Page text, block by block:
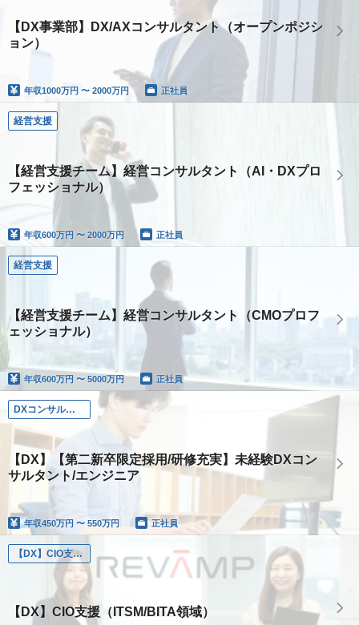
【DX事業部】DX/AXコンサルタント（オープンポジシ
ョン）
年収1000万円 〜 2000万円 正社員
経営支援
【経営支援チーム】経営コンサルタント（AI・DXプロ
フェッショナル）
年収600万円 〜 2000万円 正社員
経営支援
【経営支援チーム】経営コンサルタント（CMOプロフ
ェッショナル）
年収600万円 〜 5000万円 正社員
DXコンサルタント
【DX】【第二新卒限定採用/研修充実】未経験DXコン
サルタント/エンジニア
年収450万円 〜 550万円 正社員
【DX】CIO支援（ITSM/BITA領域）
【DX】CIO支援（ITSM/BITA領域）